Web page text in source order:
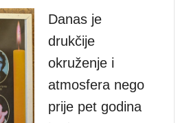
Danas je
drukčije
okruženje i
atmosfera nego
prije pet godina